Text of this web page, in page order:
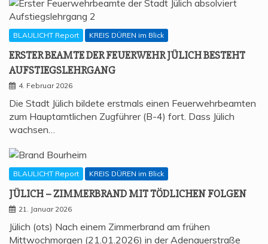
BLAULICHT Report KREIS DÜREN im Blick
ERS­TER BEAM­TE DER FEU­ER­WEHR JÜLICH BESTEHT
AUFSTIEGSLEHRGANG
4. Februar 2026
Die Stadt Jülich bildete erstmals einen Feuerwehrbeamten
zum Hauptamtlichen Zugführer (B-4) fort. Dass Jülich
wachsen…
BLAULICHT Report KREIS DÜREN im Blick
JÜLICH – ZIM­MER­BRAND MIT TÖD­LI­CHEN FOLGEN
21. Januar 2026
Jülich (ots) Nach einem Zimmerbrand am frühen
Mittwochmorgen (21.01.2026) in der Adenauerstraße